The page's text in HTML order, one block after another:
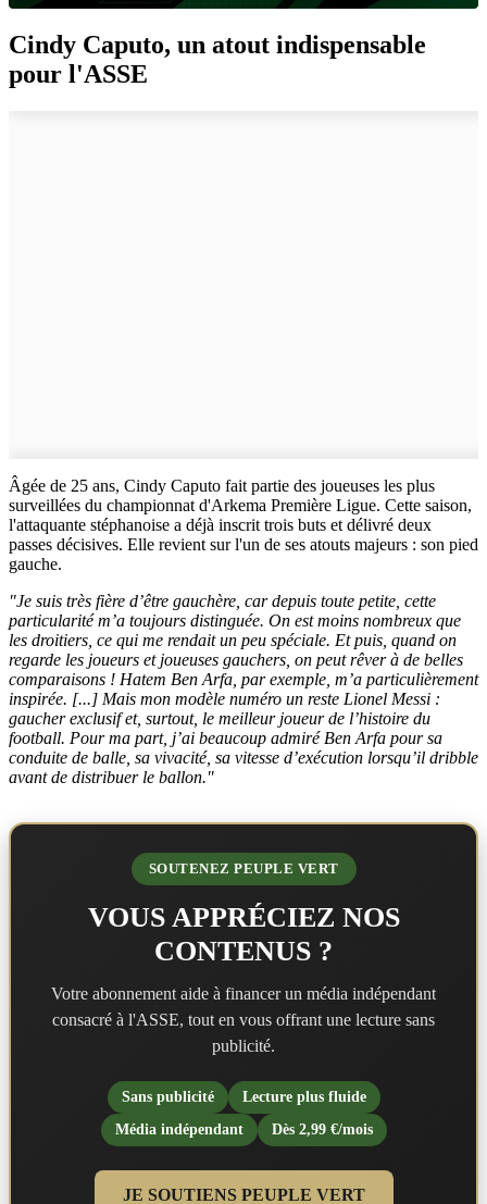
Cindy Caputo, un atout indispensable
pour l'ASSE
Âgée de 25 ans, Cindy Caputo fait partie des joueuses les plus
surveillées du championnat d'Arkema Première Ligue. Cette saison,
l'attaquante stéphanoise a déjà inscrit trois buts et délivré deux
passes décisives. Elle revient sur l'un de ses atouts majeurs : son pied
gauche.
"Je suis très fière d’être gauchère, car depuis toute petite, cette
particularité m’a toujours distinguée. On est moins nombreux que
les droitiers, ce qui me rendait un peu spéciale. Et puis, quand on
regarde les joueurs et joueuses gauchers, on peut rêver à de belles
comparaisons ! Hatem Ben Arfa, par exemple, m’a particulièrement
inspirée. [...] Mais mon modèle numéro un reste Lionel Messi :
gaucher exclusif et, surtout, le meilleur joueur de l’histoire du
football. Pour ma part, j’ai beaucoup admiré Ben Arfa pour sa
conduite de balle, sa vivacité, sa vitesse d’exécution lorsqu’il dribble
avant de distribuer le ballon."
SOUTENEZ PEUPLE VERT
VOUS APPRÉCIEZ NOS
CONTENUS ?
Votre abonnement aide à financer un média indépendant
consacré à l'ASSE, tout en vous offrant une lecture sans
publicité.
Sans publicité
Lecture plus fluide
Média indépendant
Dès 2,99 €/mois
JE SOUTIENS PEUPLE VERT